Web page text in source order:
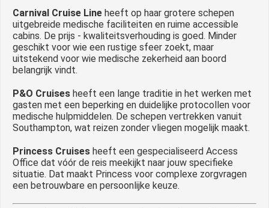
Carnival Cruise Line heeft op haar grotere schepen
uitgebreide medische faciliteiten en ruime accessible
cabins. De prijs - kwaliteitsverhouding is goed. Minder
geschikt voor wie een rustige sfeer zoekt, maar
uitstekend voor wie medische zekerheid aan boord
belangrijk vindt.
P&O Cruises heeft een lange traditie in het werken met
gasten met een beperking en duidelijke protocollen voor
medische hulpmiddelen. De schepen vertrekken vanuit
Southampton, wat reizen zonder vliegen mogelijk maakt.
Princess Cruises heeft een gespecialiseerd Access
Office dat vóór de reis meekijkt naar jouw specifieke
situatie. Dat maakt Princess voor complexe zorgvragen
een betrouwbare en persoonlijke keuze.